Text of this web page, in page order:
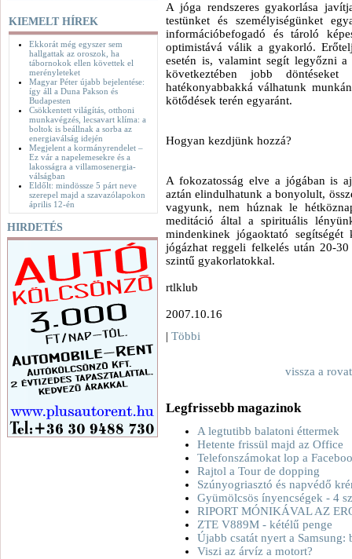
KIEMELT HÍREK
Ekkorát még egyszer sem
hallgattak az oroszok, ha
tábornokok ellen követtek el
merényleteket
Magyar Péter újabb bejelentése:
így áll a Duna Pakson és
Budapesten
Csökkentett világítás, otthoni
munkavégzés, lecsavart klíma: a
boltok is beállnak a sorba az
energiaválság idején
Megjelent a kormányrendelet –
Ez vár a napelemesekre és a
lakosságra a villamosenergia-
válságban
Eldőlt: mindössze 5 párt neve
szerepel majd a szavazólapokon
április 12-én
HIRDETÉS
A jóga rendszeres gyakorlása
testünket és személyiségünket
információbefogadó és tároló
optimistává válik a gyakorló.
esetén is, valamint segít legyőzni a
következtében jobb
hatékonyabbakká válhatunk
kötődések terén egyaránt.
Hogyan kezdjünk hozzá?
A fokozatosság elve a jógában is
aztán elindulhatunk a bonyolult,
vagyunk, nem húznak le
meditáció által a spirituális
mindenkinek jógaoktató
jógázhat reggeli felkelés után 20-
szintű gyakorlatokkal.
rtlklub
2007.10.16
| Többi
vissza a
Legfrissebb magazinok
A legtutibb balatoni éttermek
Hetente frissül majd az Office
Telefonszámokat lop a
Rajtol a Tour de dopping
Szúnyogriasztó és napvédő
Gyümölcsös ínyencségek - 4
RIPORT MÓNIKÁVAL AZ
ZTE V889M - kétélű penge
Újabb csatát nyert a
Viszi az árvíz a motort?